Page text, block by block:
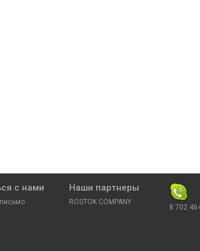
с нами Наши партнеры
ROSTOK COMPANY
8 702